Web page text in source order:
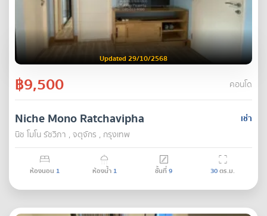
Updated 29/10/2568
฿9,500 คอนโด
เช่า
Niche Mono Ratchavipha
นิช โมโน รัชวิภา , จตุจักร , กรุงเทพ
ห้องนอน 1 ห้องน้ำ 1 ชั้นที่9 30ตร.ม.